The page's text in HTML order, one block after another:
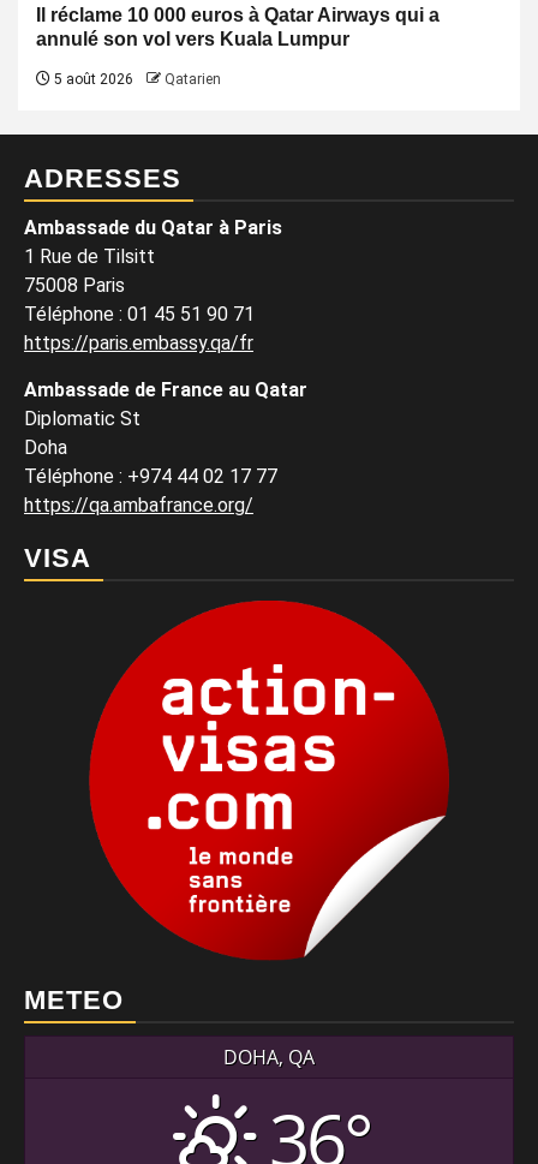
Il réclame 10 000 euros à Qatar Airways qui a
annulé son vol vers Kuala Lumpur
5 août 2026 Qatarien
ADRESSES
Ambassade du Qatar à Paris
1 Rue de Tilsitt
75008 Paris
Téléphone : 01 45 51 90 71
https://paris.embassy.qa/fr
Ambassade de France au Qatar
Diplomatic St
Doha
Téléphone : +974 44 02 17 77
https://qa.ambafrance.org/
VISA
METEO
DOHA, QA
36°